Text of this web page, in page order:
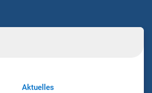
Aktuelles